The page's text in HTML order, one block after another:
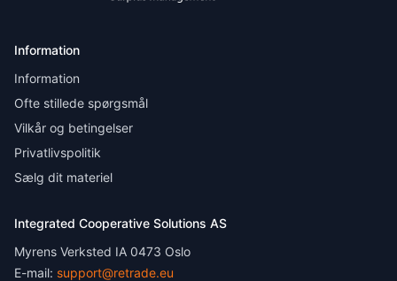
Information
Information
Ofte stillede spørgsmål
Vilkår og betingelser
Privatlivspolitik
Sælg dit materiel
Integrated Cooperative Solutions AS
Myrens Verksted IA 0473 Oslo
E-mail: support@retrade.eu